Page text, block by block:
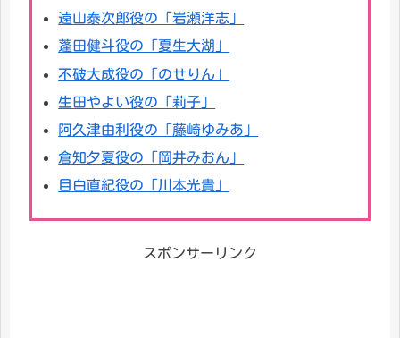
遠山泰次郎役の「岩瀬洋志」
蓬田健斗役の「夏生大湖」
不破大成役の「のせりん」
生田やよい役の「莉子」
阿久津由利役の「藤崎ゆみあ」
倉知夕夏役の「岡井みおん」
目白直紀役の「川本光貴」
スポンサーリンク